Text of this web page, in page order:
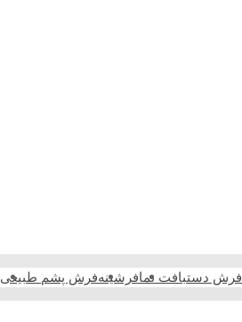
فرش دستبافت نمافرشینهفرش پشم طبیعی